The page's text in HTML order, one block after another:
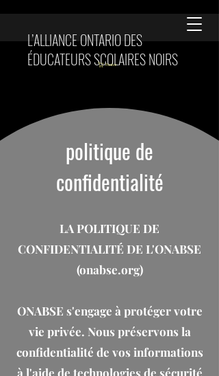
L’ALLIANCE ONTARIO DES
ÉDUCATEURS SCOLAIRES NOIRS
Panier
politique de
confidentialité
LA POLITIQUE DE
CONFIDENTIALITÉ DE L'ONABSE
(onabse.org)
ONABSE s'engage à protéger votre
vie privée. Nous préservons la
confidentialité de vos informations
à l'aide de technologies de sécurité